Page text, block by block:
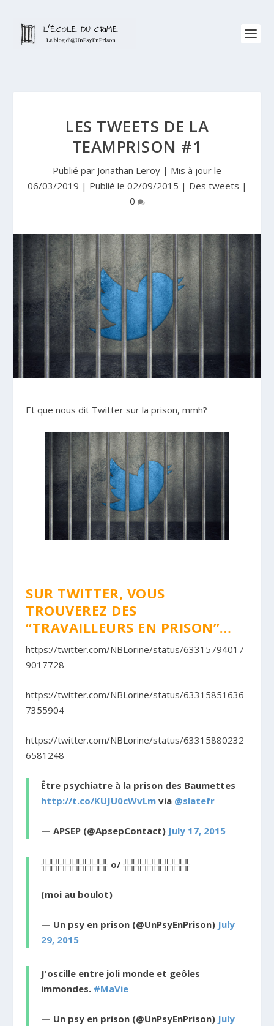
LES TWEETS DE LA
TEAMPRISON #1
Publié par Jonathan Leroy | Mis à jour le
06/03/2019 | Publié le 02/09/2015 | Des tweets |
0
Et que nous dit Twitter sur la prison, mmh?
SUR TWITTER, VOUS
TROUVEREZ DES
“TRAVAILLEURS EN PRISON”…
https://twitter.com/NBLorine/status/63315794017
9017728
https://twitter.com/NBLorine/status/63315851636
7355904
https://twitter.com/NBLorine/status/63315880232
6581248
Être psychiatre à la prison des Baumettes
http://t.co/KUJU0cWvLm via @slatefr
— APSEP (@ApsepContact) July 17, 2015
╬╬╬╬╬╬╬╬╬╬ o/ ╬╬╬╬╬╬╬╬╬╬
(moi au boulot)
— Un psy en prison (@UnPsyEnPrison) July
29, 2015
J'oscille entre joli monde et geôles
immondes. #MaVie
— Un psy en prison (@UnPsyEnPrison) July